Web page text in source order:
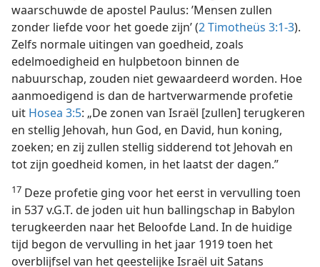
waarschuwde de apostel Paulus: ’Mensen zullen
zonder liefde voor het goede zijn’ (2 Timotheüs 3:1-3).
Zelfs normale uitingen van goedheid, zoals
edelmoedigheid en hulpbetoon binnen de
nabuurschap, zouden niet gewaardeerd worden. Hoe
aanmoedigend is dan de hartverwarmende profetie
uit Hosea 3:5: „De zonen van Israël [zullen] terugkeren
en stellig Jehovah, hun God, en David, hun koning,
zoeken; en zij zullen stellig sidderend tot Jehovah en
tot zijn goedheid komen, in het laatst der dagen.”
17 Deze profetie ging voor het eerst in vervulling toen
in 537 v.G.T. de joden uit hun ballingschap in Babylon
terugkeerden naar het Beloofde Land. In de huidige
tijd begon de vervulling in het jaar 1919 toen het
overblijfsel van het geestelijke Israël uit Satans